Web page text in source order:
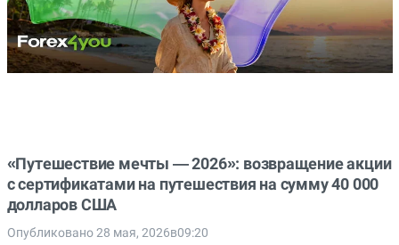
«Путешествие мечты — 2026»: возвращение акции
с сертификатами на путешествия на сумму 40 000
долларов США
Опубликовано 28 мая, 2026в09:20